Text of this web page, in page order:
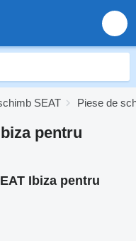
SEAT Piese de
pentru
Ibiza pentru